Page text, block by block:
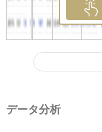
データ分析